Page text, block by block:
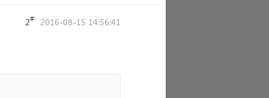
2# 2016-08-15 14:56:41